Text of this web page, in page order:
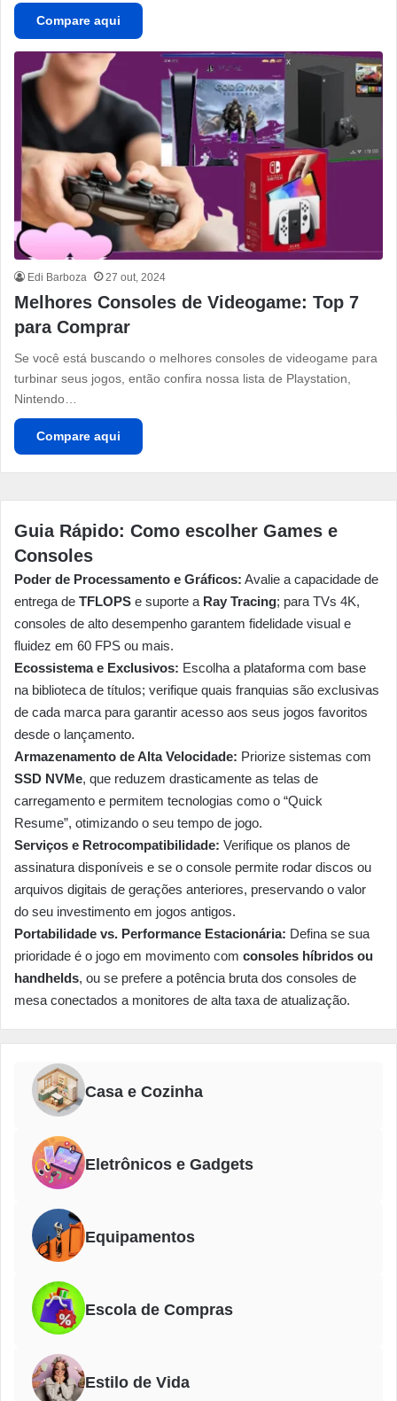
Compare aqui
Edi Barboza 27 out, 2024
Melhores Consoles de Videogame: Top 7
para Comprar
Se você está buscando o melhores consoles de videogame para
turbinar seus jogos, então confira nossa lista de Playstation,
Nintendo…
Compare aqui
Guia Rápido: Como escolher Games e
Consoles
Poder de Processamento e Gráficos: Avalie a capacidade de
entrega de TFLOPS e suporte a Ray Tracing; para TVs 4K,
consoles de alto desempenho garantem fidelidade visual e
fluidez em 60 FPS ou mais.
Ecossistema e Exclusivos: Escolha a plataforma com base
na biblioteca de títulos; verifique quais franquias são exclusivas
de cada marca para garantir acesso aos seus jogos favoritos
desde o lançamento.
Armazenamento de Alta Velocidade: Priorize sistemas com
SSD NVMe, que reduzem drasticamente as telas de
carregamento e permitem tecnologias como o “Quick
Resume”, otimizando o seu tempo de jogo.
Serviços e Retrocompatibilidade: Verifique os planos de
assinatura disponíveis e se o console permite rodar discos ou
arquivos digitais de gerações anteriores, preservando o valor
do seu investimento em jogos antigos.
Portabilidade vs. Performance Estacionária: Defina se sua
prioridade é o jogo em movimento com consoles híbridos ou
handhelds, ou se prefere a potência bruta dos consoles de
mesa conectados a monitores de alta taxa de atualização.
Casa e Cozinha
Eletrônicos e Gadgets
Equipamentos
Escola de Compras
Estilo de Vida